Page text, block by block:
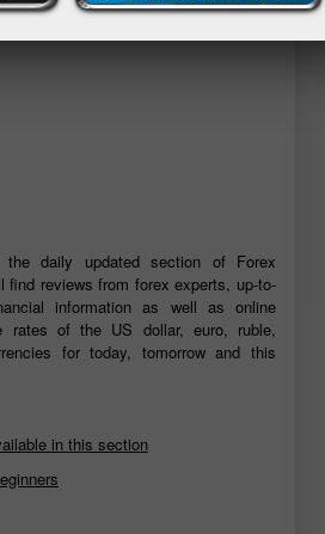
daily updated section of Forex
find reviews from forex experts, up-to-
information as well as online
rates of the US dollar, euro, ruble,
for today, tomorrow and this
in this section